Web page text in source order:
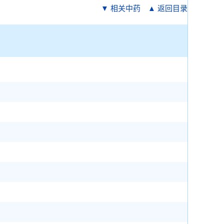
▼ 相关中药 ▲ 返回目录